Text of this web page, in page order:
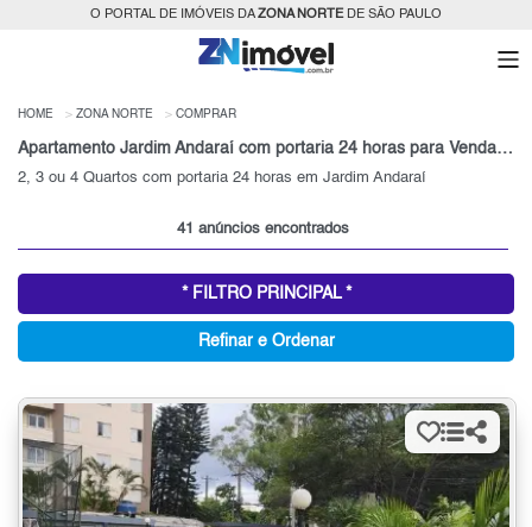
O PORTAL DE IMÓVEIS DAZONA NORTEDE SÃO PAULO
HOME ZONA NORTE COMPRAR
Apartamento Jardim Andaraí com portaria 24 horas para Venda, Zona Norte, SP
2, 3 ou 4 Quartos com portaria 24 horas em Jardim Andaraí
41 anúncios encontrados
* FILTRO PRINCIPAL *
Refinar e Ordenar